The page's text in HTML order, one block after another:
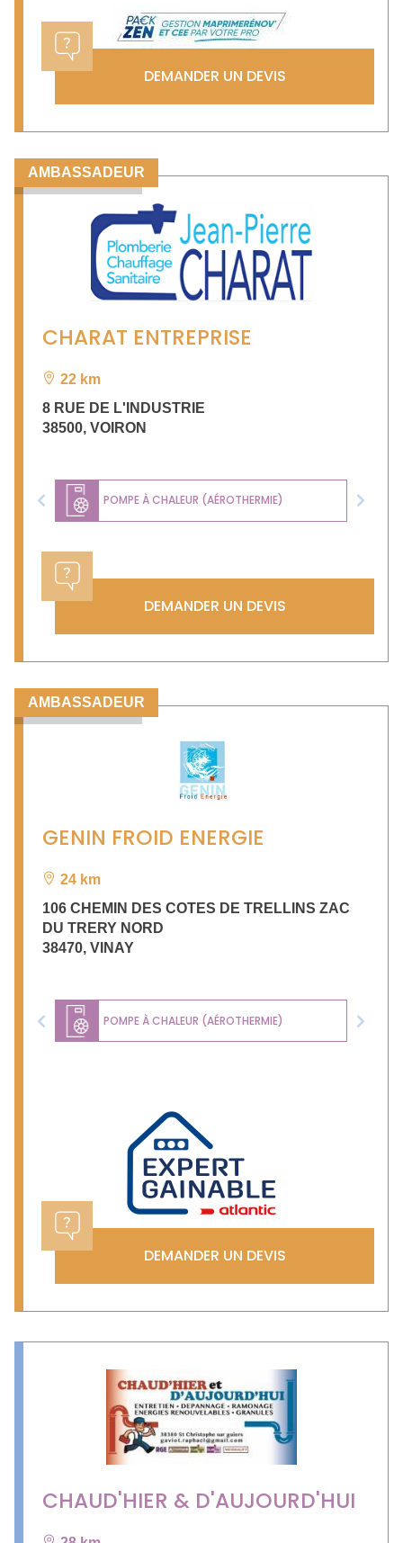
DEMANDER UN DEVIS
AMBASSADEUR
CHARAT ENTREPRISE
22 km
8 RUE DE L'INDUSTRIE
38500, VOIRON
POMPE À CHALEUR (AÉROTHERMIE)
Previous Next
DEMANDER UN DEVIS
AMBASSADEUR
GENIN FROID ENERGIE
24 km
106 CHEMIN DES COTES DE TRELLINS ZAC
DU TRERY NORD
38470, VINAY
POMPE À CHALEUR (AÉROTHERMIE)
Previous Next
DEMANDER UN DEVIS
CHAUD'HIER & D'AUJOURD'HUI